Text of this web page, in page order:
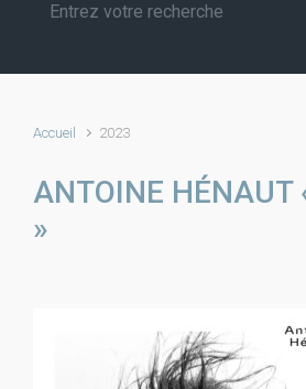
Accueil 2023
ANTOINE
»